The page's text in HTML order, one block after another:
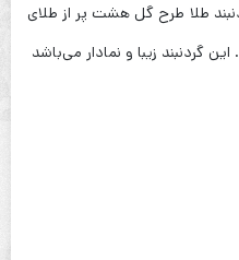
طلا طرح گل هشت پر از طلای